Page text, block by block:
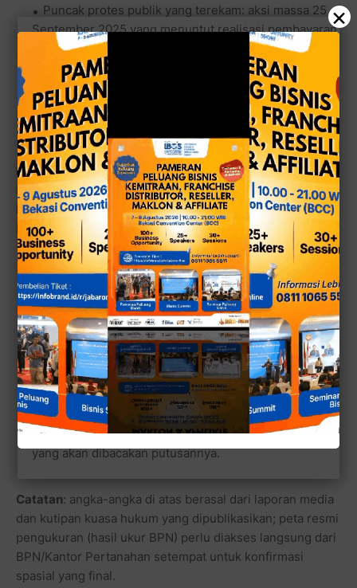
Puncak protes publik yang terekam: aksi massa 25
September 2025 yang menuntut realisasi pembayaran
lahan. Di satu sisi ada rekaman orasi warga yang
menegaskan belum menerima pembayaran, di sisi lain
tokoh lokal menyatakan massa itu diduga bukan warga
sekitar, menimbulkan klaim berlawanan tentang siapa
yang sebenarnya berdemonstrasi.
Peta luas tanah dan bidang yang disengketakan
Berdasarkan pemberitaan lokal dan pengumuman kuasa
hukum pihak penggugat, ada beberapa angka yang
berulang disebutkan sebagai bagian objek sengketa:
Area besar yang disebut bermasalah:laporan-
laporan media lokal menyebut angka puluhan hektar—
mis. total sekitar64,99 hektaryang disebut dimiliki
“belasan warga” lalu dikuasai pihak pengembang.
Bidang spesifik yang digugat: salah satu bidang
yang berulang disebut dalam berkas gugatan adalah
SHM No. 84/Nagrak luas 72.880 m²(±7,288 hektar)
yang diklaim ahli waris Niko (N.A.F.) Mamesah. Dalam
pemberitaan tentang proses persidangan, angka luas
dan nomor SHM ini muncul berkali-kali sebagai objek
yang akan dibacakan putusannya.
Catatan: angka-angka di atas berasal dari laporan media
dan kutipan kuasa hukum yang dipublikasikan; peta resmi
pengukuran (hasil ukur BPN) perlu diakses langsung dari
BPN/Kantor Pertanahan setempat untuk konfirmasi
spasial yang final.
×